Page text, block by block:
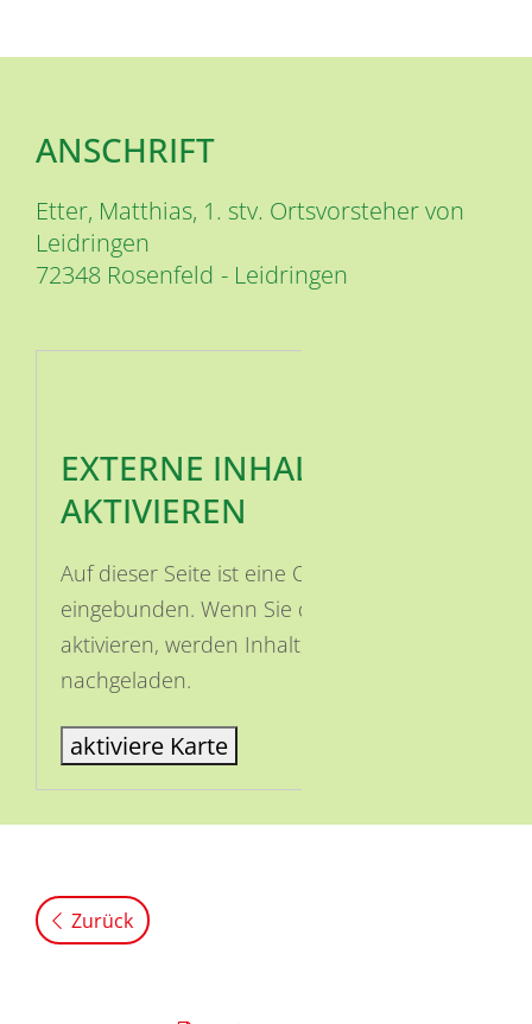
ANSCHRIFT
Etter, Matthias, 1. stv. Ortsvorsteher von
Leidringen
Leidringen
72348 Rosenfeld
EXTERNE INHALTE
AKTIVIEREN
Auf dieser Seite ist eine OSM Karte
eingebunden. Wenn Sie die Karte
aktivieren, werden Inhalte von OSM
nachgeladen.
aktiviere Karte
Zurück